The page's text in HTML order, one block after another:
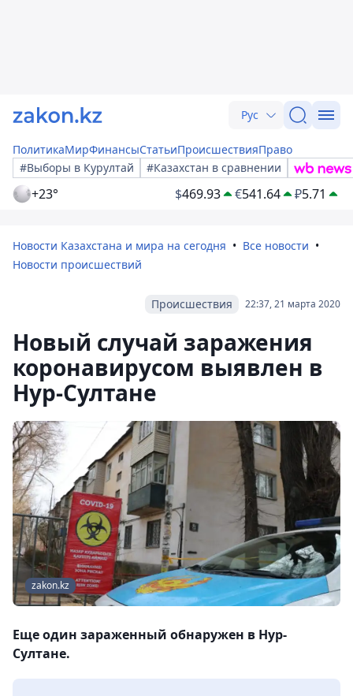
Рус
ПолитикаМирФинансыСтатьиПроисшествияПраво
#Выборы в Курултай
#Казахстан в сравнении
+23° $469.93 €541.64 ₽5.71
Новости Казахстана и мира на сегодня
Все новости
Новости происшествий
22:37, 21 марта 2020
Происшествия
Новый случай заражения
коронавирусом выявлен в
Нур-Султане
zakon.kz
Еще один зараженный обнаружен в Нур-
Султане.